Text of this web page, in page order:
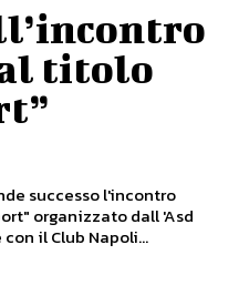
titolo
successo l'incontro
organizzato dall 'Asd
il Club Napoli...